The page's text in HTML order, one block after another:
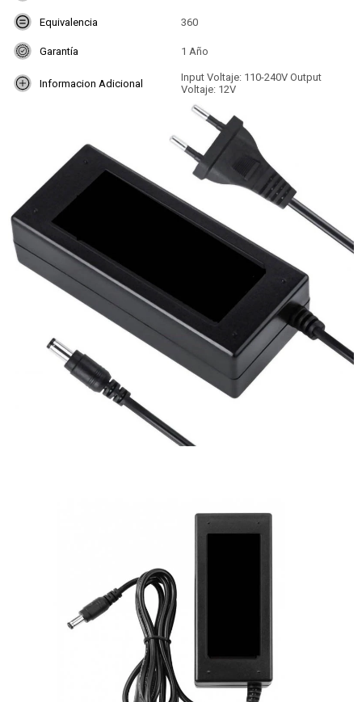
Equivalencia 360
Garantía 1 Año
Informacion Adicional
Input Voltaje: 110-240V Output
Voltaje: 12V